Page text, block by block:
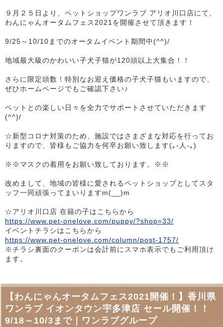
９月２５日より、ペットショップワンラブ アリオ川口店にて、
わんにゃんオータムフェス2021を開催させて頂きます！
9/25～10/10までのオータムイベント期間中(^^)/
地域最大級のかわいい子犬子猫が120頭以上大集合！！
さらに限定頭数！特別なお迎え価格の子犬子猫もいますので、
ぜひホームページでもご確認下さい♪
ペットとの楽しい日々を全力でサポートさせていただきます
(^^)/
☆新型コロナ対策のため、施設ではさまざまな対応を行ってお
りますので、皆様もご協力を何卒お願い致します(｡-人-｡)
※※マスクの着用をお願い致しております。※※
改めまして、地域の皆様に愛されるペットショップとしてスタ
ッフ一同頑張ってまいりますm(__)m
☆アリオ川口店 在籍の子はこちらから
https://www.pet-onelove.com/puppy/?shop=33/
イベントチラシはこちらから
https://www.pet-onelove.com/column/post-1757/
※チラシ裏面のクーポンは会計前にスマホ表示でもご利用頂け
ます。
【わんにゃんオータムフェス2021開催！】香川県
ワンラブ イオンタウン宇多津店 セール開催！！
9/18～10/3まで｜ワンラブグループ